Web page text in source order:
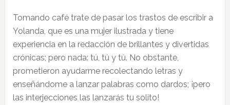
Tomando café trate de pasar los trastos de escribir a
Yolanda, que es una mujer ilustrada y tiene
experiencia en la redacción de brillantes y divertidas
crónicas; pero nada: tú, tú y tú. No obstante,
prometieron ayudarme recolectando letras y
enseñándome a lanzar palabras como dardos; ¡pero
las interjecciones las lanzarás tu solito!